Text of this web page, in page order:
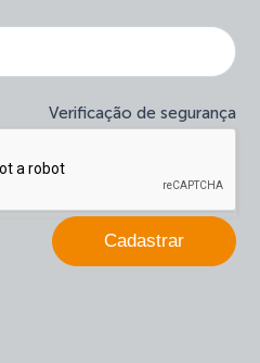
site-
newsletter
Verificação de segurança
Cadastrar
você
é
humano,
este
campo
branco.